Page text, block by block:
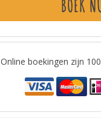
BOEK
Online boekingen zijn